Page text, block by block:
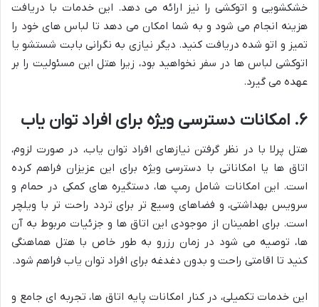
خشکشویی و اتوکشی را نیز ارائه می دهد. این خدمات با دریافت
هزینه انجام می شود و به شما امکان می دهد تا لباس های خود را
تمیز و اتو شده دریافت کنید. دیگر نیازی به نگرانی بابت شستشو یا
اتوکشی لباس ها در سفر نخواهید بود، زیرا هتل این مسئولیت را بر
عهده می گیرد.
۶. امکانات دسترسی ویژه برای افراد توان یاب
هتل پرلا با در نظر گرفتن نیازهای افراد توان یاب، در صورت لزوم،
اتاق ها یا امکاناتی با دسترسی ویژه برای این عزیزان فراهم کرده
است. این امکانات شامل رمپ ها، دستگیره های کمکی در حمام و
سرویس بهداشتی، و فضاهای وسیع تر برای تردد راحت تر با ویلچر
است. برای اطمینان از موجودی این اتاق ها و جزئیات مربوط به آن
ها، توصیه می شود در زمان رزرو به طور خاص با هتل هماهنگی
کنید تا اقامتی راحت و بدون دغدغه برای افراد توان یاب فراهم شود.
این خدمات تکمیلی، در کنار امکانات پایه اتاق ها، تجربه ای جامع و